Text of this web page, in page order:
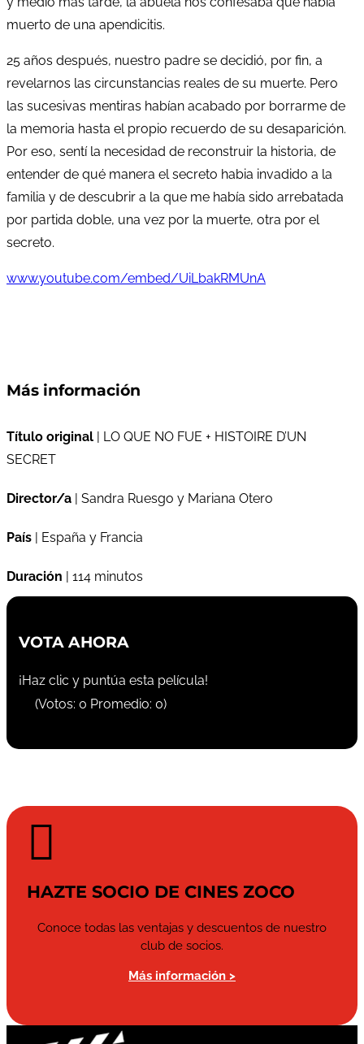
muerto de una apendicitis.
25 años después, nuestro padre se decidió, por fin, a
revelarnos las circunstancias reales de su muerte. Pero
las sucesivas mentiras habían acabado por borrarme de
la memoria hasta el propio recuerdo de su desaparición.
Por eso, sentí la necesidad de reconstruir la historia, de
entender de qué manera el secreto habia invadido a la
familia y de descubrir a la que me había sido arrebatada
por partida doble, una vez por la muerte, otra por el
secreto.
www.youtube.com/embed/UiLbakRMUnA
Más información
Título original | LO QUE NO FUE + HISTOIRE D’UN
SECRET
Director/a | Sandra Ruesgo y Mariana Otero
País | España y Francia
Duración | 114 minutos
VOTA AHORA
¡Haz clic y puntúa esta película!
(Votos: 0 Promedio: 0)

HAZTE SOCIO DE CINES ZOCO
Conoce todas las ventajas y descuentos de nuestro
club de socios.
Más información >